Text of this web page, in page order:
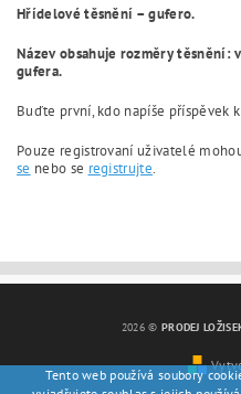
Hřídelové těsnění – gufero.
Název obsahuje rozměry
gufera.
Buďte první, kdo napíše příspěvek
Pouze registrovaní uživatelé
se nebo se registrujte.
2026 © PRODEJ
Tento web používá soubory